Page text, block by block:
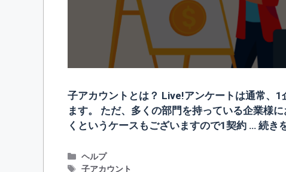
子アカウントとは？ Live!アンケートは通常、
ます。 ただ、多くの部門を持っている企業様
くというケースもございますので1契約 … 続き
カ
テ
ヘルプ
タ
子アカウント